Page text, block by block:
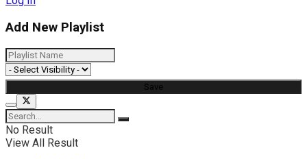
Add New Playlist
No Result
View All Result